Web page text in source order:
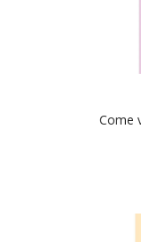
Come